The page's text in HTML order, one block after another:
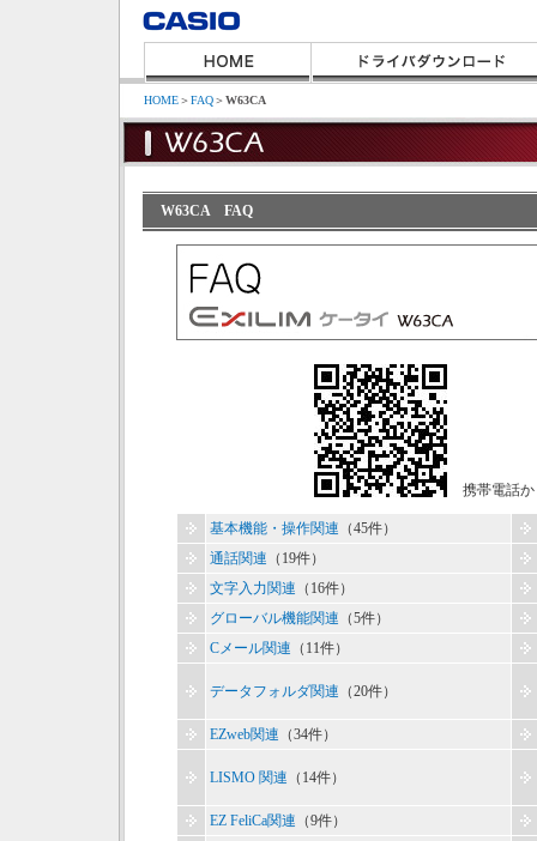
HOME＞FAQ＞W63CA
W63CA FAQ
携帯電話
基本機能・操作関連 （45件）
通話関連 （19件）
文字入力関連 （16件）
グローバル機能関連 （5件）
Cメール関連 （11件）
データフォルダ関連 （20件）
EZweb関連 （34件）
LISMO 関連 （14件）
EZ FeliCa関連 （9件）